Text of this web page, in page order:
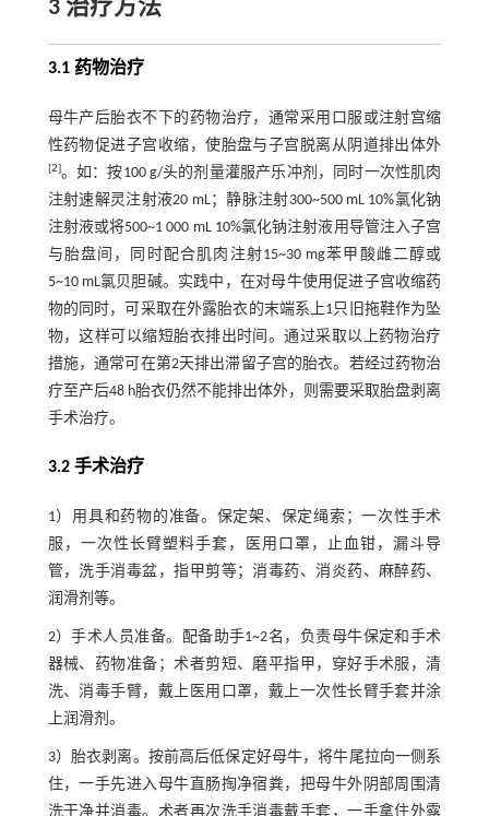
3 治疗方法
3.1 药物治疗
母牛产后胎衣不下的药物治疗，通常采用口服或注射宫缩
性药物促进子宫收缩，使胎盘与子宫脱离从阴道排出体外
[2]。如：按100 g/头的剂量灌服产乐冲剂，同时一次性肌肉
注射速解灵注射液20 mL；静脉注射300~500 mL 10%氯化钠
注射液或将500~1 000 mL 10%氯化钠注射液用导管注入子宫
与胎盘间，同时配合肌肉注射15~30 mg苯甲酸雌二醇或
5~10 mL氯贝胆碱。实践中，在对母牛使用促进子宫收缩药
物的同时，可采取在外露胎衣的末端系上1只旧拖鞋作为坠
物，这样可以缩短胎衣排出时间。通过采取以上药物治疗
措施，通常可在第2天排出滞留子宫的胎衣。若经过药物治
疗至产后48 h胎衣仍然不能排出体外，则需要采取胎盘剥离
手术治疗。
3.2 手术治疗
1）用具和药物的准备。保定架、保定绳索；一次性手术
服，一次性长臂塑料手套，医用口罩，止血钳，漏斗导
管，洗手消毒盆，指甲剪等；消毒药、消炎药、麻醉药、
润滑剂等。
2）手术人员准备。配备助手1~2名，负责母牛保定和手术
器械、药物准备；术者剪短、磨平指甲，穿好手术服，清
洗、消毒手臂，戴上医用口罩，戴上一次性长臂手套并涂
上润滑剂。
3）胎衣剥离。按前高后低保定好母牛，将牛尾拉向一侧系
住，一手先进入母牛直肠掏净宿粪，把母牛外阴部周围清
洗干净并消毒。术者再次洗手消毒戴手套，一手拿住外露